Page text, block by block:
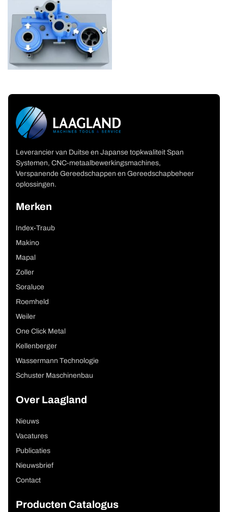
Leverancier van Duitse en Japanse topkwaliteit Span
Systemen, CNC-metaalbewerkingsmachines,
Verspanende Gereedschappen en Gereedschapbeheer
oplossingen.
Merken
Index-Traub
Makino
Mapal
Zoller
Soraluce
Roemheld
Weiler
One Click Metal
Kellenberger
Wassermann Technologie
Schuster Maschinenbau
Over Laagland
Nieuws
Vacatures
Publicaties
Nieuwsbrief
Contact
Producten Catalogus